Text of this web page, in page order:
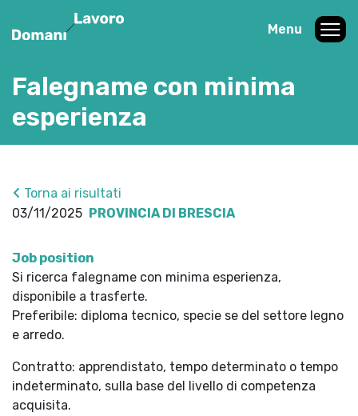
Menu
Falegname con minima
esperienza
Torna ai risultati
03/11/2025 PROVINCIA DI BRESCIA
Job position
Si ricerca falegname con minima esperienza,
disponibile a trasferte.
Preferibile: diploma tecnico, specie se del settore legno
e arredo.
Contratto: apprendistato, tempo determinato o tempo
indeterminato, sulla base del livello di competenza
acquisita.